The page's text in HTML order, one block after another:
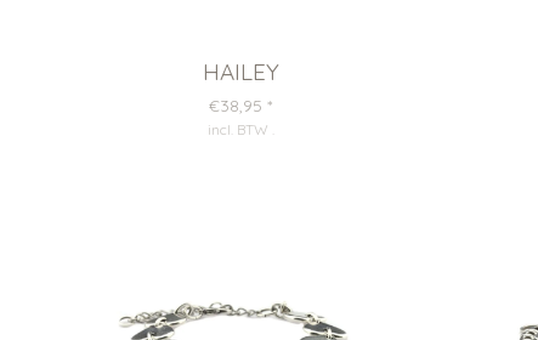
HAILEY
€38,95 *
incl. BTW